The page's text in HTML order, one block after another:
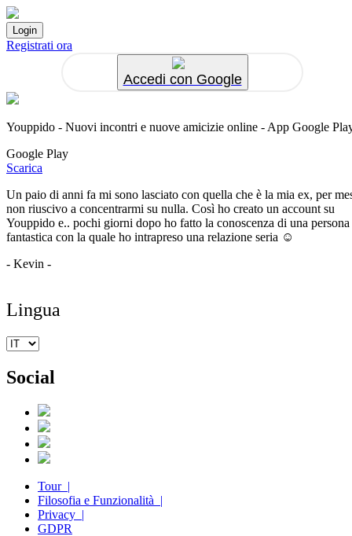
Registrati ora
Accedi con Google
Youppido - Nuovi incontri e nuove amicizie online - App Google
Google Play
Scarica
Un paio di anni fa mi sono lasciato con quella che è la mia ex, per
non riuscivo a concentrarmi su nulla. Così ho creato un account su
Youppido e.. pochi giorni dopo ho fatto la conoscenza di una persona
fantastica con la quale ho intrapreso una relazione seria ☺️
- Kevin -
Lingua
Social
Tour |
Filosofia e Funzionalità |
Privacy |
GDPR